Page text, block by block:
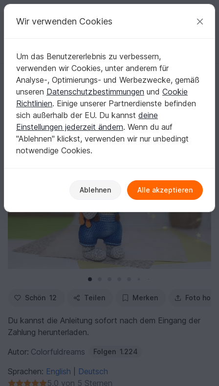
Deine kreativen Ideen
Deutsch | € (EUR) einloggen Kostenlos registrieren
Startseite Häkeln Festlichkeiten Ostern
Häkelanleitung der Hase Kit (mit Video für die Schnauze)
Häkelanleitung der Hase Kit (mit Video für die
Schnauze)
Schön 12 Teilen Merken Foto
Du kannst die Anleitung sofort nach dem Eingang der
Zahlung herunterladen.
Autor: Colorfuldreams Folgen 1.224
Sprachen: English
Deutsch
5,0 von 5 Sternen
Wir verwenden Cookies
Um das Benutzererlebnis zu verbessern,
verwenden wir Cookies, unter anderem für
Analyse-, Optimierungs- und Werbezwecke, gemäß
unseren Datenschutzbestimmungen und Cookie
Richtlinien. Einige unserer Partnerdienste befinden
sich außerhalb der EU. Du kannst deine
Einstellungen jederzeit ändern. Wenn du auf
"Ablehnen" klickst, verwenden wir nur unbedingt
notwendige Cookies.
Ablehnen Alle akzeptieren